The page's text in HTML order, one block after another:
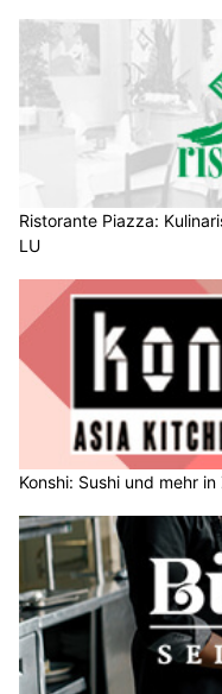
Ristorante Piazza:
LU
Konshi: Sushi und mehr